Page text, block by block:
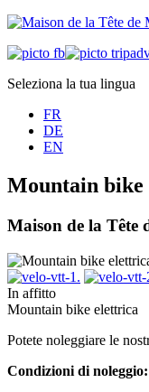
Seleziona la tua lingua
FR
DE
EN
Mountain bike
Maison de la Tête
In affitto
Mountain bike elettrica
Potete noleggiare le
Condizioni di noleggio: